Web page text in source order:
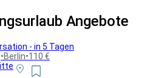
Angebote
- in 5 Tagen
•Berlin•110 €